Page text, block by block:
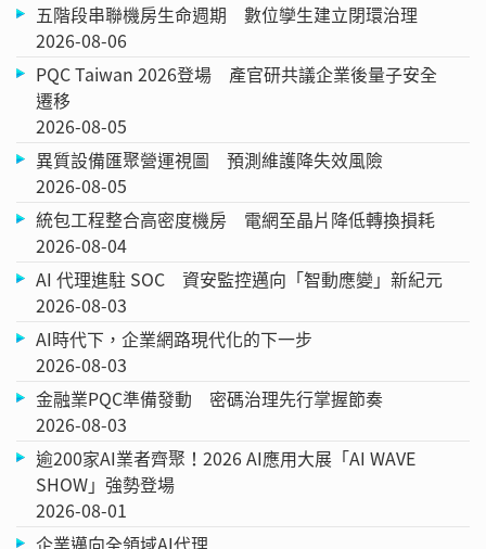
五階段串聯機房生命週期 數位孿生建立閉環治理
2026-08-06
PQC Taiwan 2026登場 產官研共議企業後量子安全
遷移
2026-08-05
異質設備匯聚營運視圖 預測維護降失效風險
2026-08-05
統包工程整合高密度機房 電網至晶片降低轉換損耗
2026-08-04
AI 代理進駐 SOC 資安監控邁向「智動應變」新紀元
2026-08-03
AI時代下，企業網路現代化的下一步
2026-08-03
金融業PQC準備發動 密碼治理先行掌握節奏
2026-08-03
逾200家AI業者齊聚！2026 AI應用大展「AI WAVE
SHOW」強勢登場
2026-08-01
企業邁向全領域AI代理